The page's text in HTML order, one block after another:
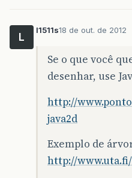
L
l1511s18 de out. de 2012
Se o que você
desenhar, use
http://
java2d
Exemplo de
http://